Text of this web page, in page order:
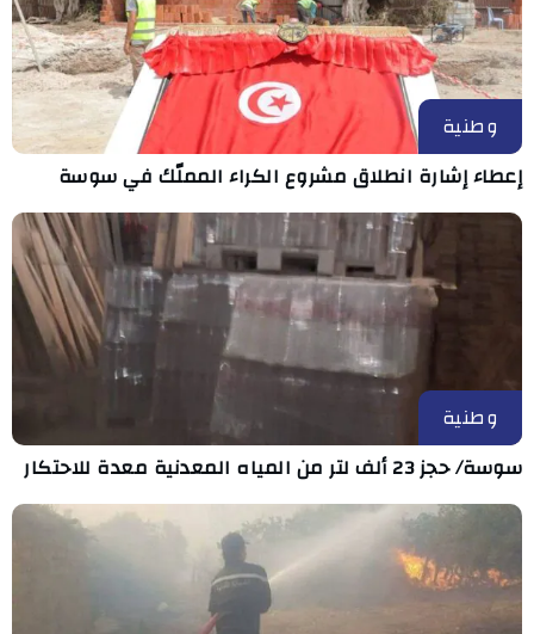
وطنية
إعطاء إشارة انطلاق مشروع الكراء المملّك في سوسة
وطنية
سوسة/ حجز 23 ألف لتر من المياه المعدنية معدة للاحتكار